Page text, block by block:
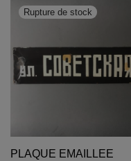
PLAQUE EMAILLEE